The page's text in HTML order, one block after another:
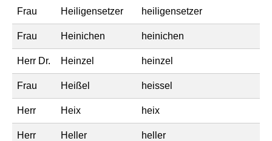
Frau Heiligensetzer heiligensetzer
Frau Heinichen heinichen
Herr Dr. Heinzel heinzel
Frau Heißel heissel
Herr Heix heix
Herr Heller heller